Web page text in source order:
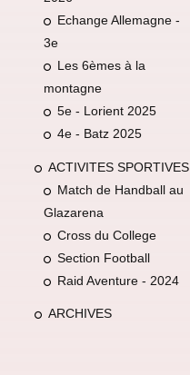
Echange Allemagne -
3e
Les 6èmes à la
montagne
5e - Lorient 2025
4e - Batz 2025
ACTIVITES SPORTIVES
Match de Handball au
Glazarena
Cross du College
Section Football
Raid Aventure - 2024
ARCHIVES